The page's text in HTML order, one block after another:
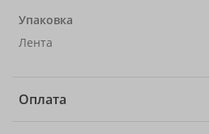
Упаковка
Лента
Оплата